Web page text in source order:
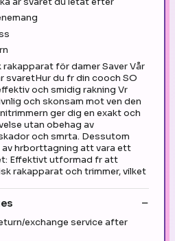
rakapparat för damer Saver Vår
svaretHur du fr din cooch SO
och smidig rakning Vr
och skonsam mot ven den
ger dig en exakt och
utan obehag av
och smrta. Dessutom
av hrborttagning att vara ett
Effektivt utformad fr att
rakapparat och trimmer, vilket
exchange service after